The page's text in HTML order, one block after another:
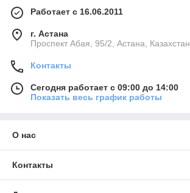
Работает с 16.06.2011
г. Астана
​Проспект Абая, 95/2, Астана, Казахстан
Контакты
Сегодня работает с 09:00 до 14:00
Показать весь график работы
О нас
Контакты